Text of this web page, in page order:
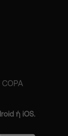
ή iOS.